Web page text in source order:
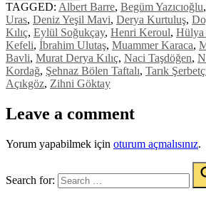
TAGGED: Albert Barre, Begüm Yazıcıoğlu,
Uras, Deniz Yeşil Mavi, Derya Kurtuluş,
Kılıç, Eylül Soğukçay, Henri Keroul, Hülya
Kefeli, İbrahim Ulutaş, Muammer Karaca,
Bavli, Murat Derya Kılıç, Naci Taşdöğen,
Kordağ, Şehnaz Bölen Taftalı, Tarık
Açıkgöz, Zihni Göktay
Leave a comment
Yorum yapabilmek için oturum açmalısınız.
Search for: